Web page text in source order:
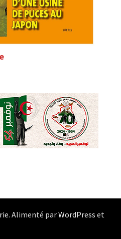
. Alimenté parWordPress et